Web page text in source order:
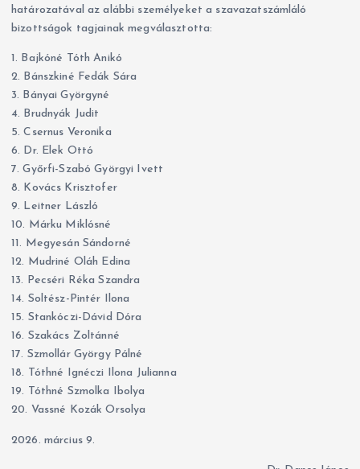
ó
r
határozatával az alábbi személyeket a szavazatszámláló
bizottságok tagjainak megválasztotta:
1. Bajkóné Tóth Anikó
2. Bánszkiné Fedák Sára
3. Bányai Györgyné
4. Brudnyák Judit
5. Csernus Veronika
6. Dr. Elek Ottó
7. Győrfi-Szabó Györgyi Ivett
8. Kovács Krisztofer
9. Leitner László
10. Márku Miklósné
11. Megyesán Sándorné
12. Mudriné Oláh Edina
13. Pecséri Réka Szandra
14. Soltész-Pintér Ilona
15. Stankóczi-Dávid Dóra
16. Szakács Zoltánné
17. Szmollár György Pálné
18. Tóthné Ignéczi Ilona Julianna
19. Tóthné Szmolka Ibolya
20. Vassné Kozák Orsolya
2026. március 9.